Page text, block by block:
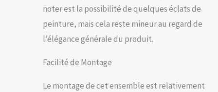
CONSTRUCTION
DURABLE:
contrairement à la
plupart des meubles
de jardin en bois et
déforment pas ou ne
noter est la possibilité de quelques éclats de
peinture, mais cela reste mineur au regard de
l’élégance générale du produit.
Facilité de Montage
Le montage de cet ensemble est relativement